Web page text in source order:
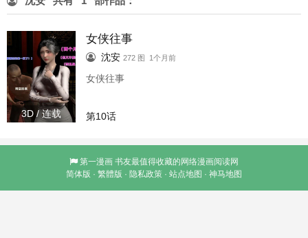
3D / 连载
女侠往事
沈安 272 图 1个月前
女侠往事
第10话
第一漫画 书友最值得收藏的网络漫画阅读网
简体版 · 繁體版 · 隐私政策 · 站点地图 · 神马地图